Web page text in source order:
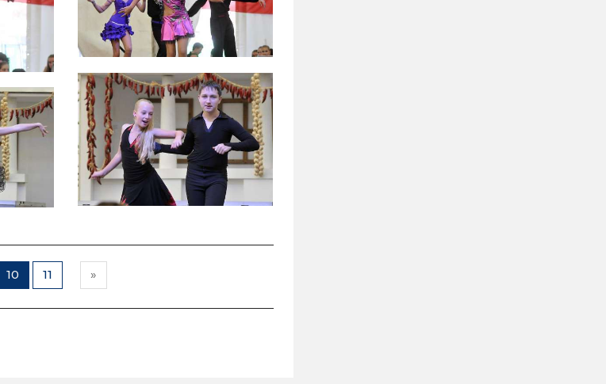
10 11 »